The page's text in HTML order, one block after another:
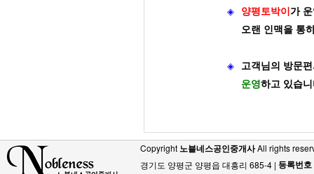
◈ 양평토박이 가
오랜 인맥을 통
◈
고객님의 방문
운영하고 있습
Copyright 노블네스공인중개사All rights
경기도 양평군 양평읍 대흥리 685-4 | 등록번호